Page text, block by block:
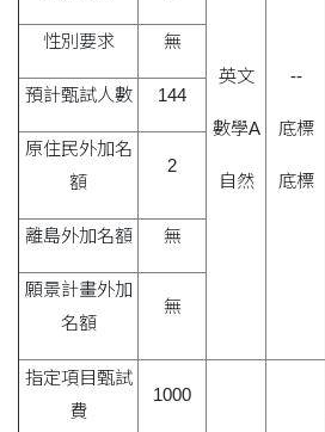
英文
數學A
自然
--
底標
底標
性別要求 無
預計甄試人數 144
原住民外加名
額
2
離島外加名額 無
願景計畫外加
名額
無
指定項目甄試
費
1000